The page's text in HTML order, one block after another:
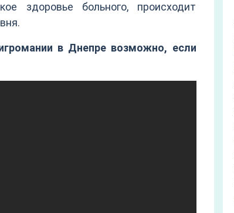
здоровье больного, происходит
в Днепре возможно, если